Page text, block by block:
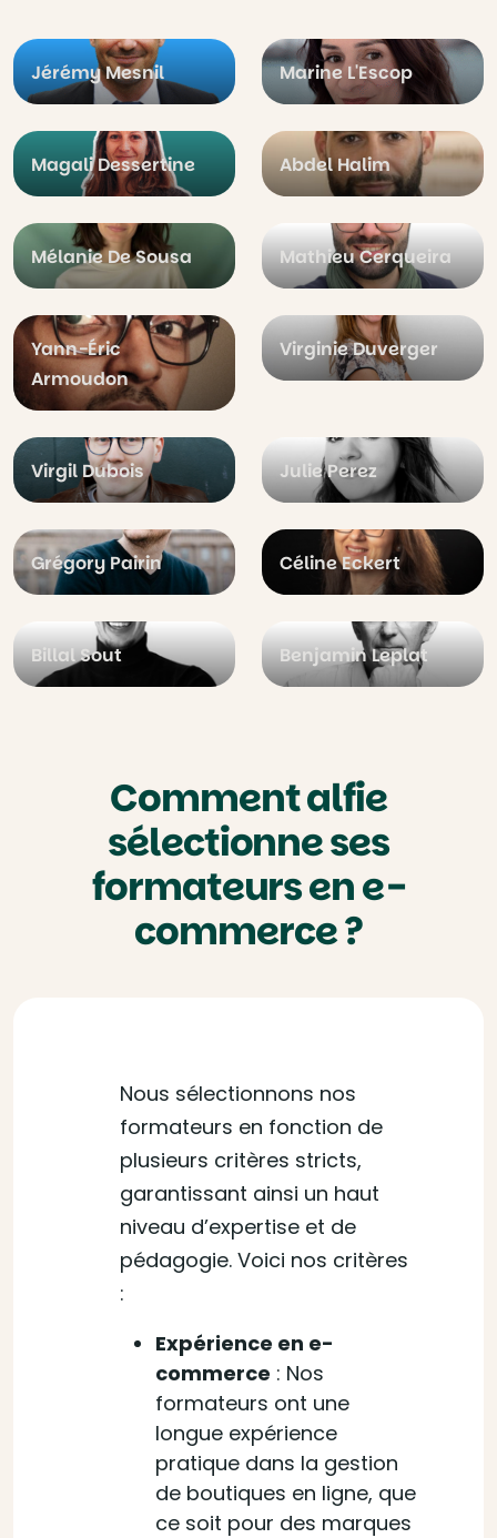
Jérémy Mesnil Marine L'Escop
Magali Dessertine Abdel Halim
Mélanie De Sousa Mathieu Cerqueira
Yann-Éric
Armoudon
Virginie Duverger
Virgil Dubois Julie Perez
Grégory Pairin Céline Eckert
Billal Sout Benjamin Leplat
Comment alfie
sélectionne ses
formateurs en e-
commerce ?
Nous sélectionnons nos
formateurs en fonction de
plusieurs critères stricts,
garantissant ainsi un haut
niveau d’expertise et de
pédagogie. Voici nos critères
:
Expérience en e-
commerce : Nos
formateurs ont une
longue expérience
pratique dans la gestion
de boutiques en ligne, que
ce soit pour des marques